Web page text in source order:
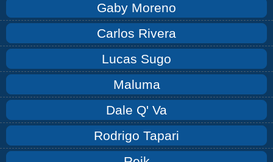
Gaby Moreno
Carlos Rivera
Lucas Sugo
Maluma
Dale Q' Va
Rodrigo Tapari